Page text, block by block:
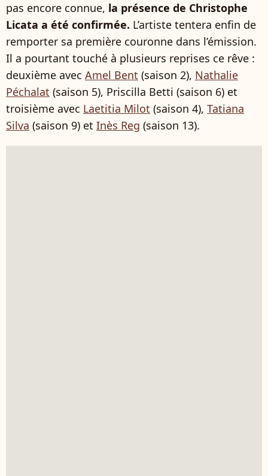
pas encore connue, la présence de Christophe
Licata a été confirmée. L’artiste tentera enfin de
remporter sa première couronne dans l’émission.
Il a pourtant touché à plusieurs reprises ce rêve :
deuxième avec Amel Bent (saison 2), Nathalie
Péchalat (saison 5), Priscilla Betti (saison 6) et
troisième avec Laetitia Milot (saison 4), Tatiana
Silva (saison 9) et Inès Reg (saison 13).